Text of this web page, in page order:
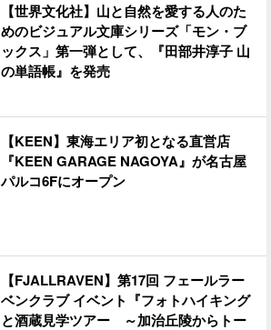
【世界文化社】山と自然を愛する人のた
めのビジュアル文庫シリーズ「モン・ブ
ックス」第一弾として、『田部井淳子 山
の単語帳』を発売
【KEEN】東海エリア初となる直営店
『KEEN GARAGE NAGOYA』が名古屋
パルコ6Fにオープン
【FJALLRAVEN】第17回 フェールラー
ベンクラブ イベント『フォトハイキング
と酒蔵見学ツアー ～加治丘陵からトー